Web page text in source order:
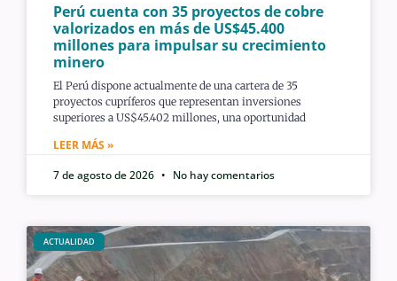
Perú cuenta con 35 proyectos de cobre
valorizados en más de US$45.400
millones para impulsar su crecimiento
minero
El Perú dispone actualmente de una cartera de 35
proyectos cupríferos que representan inversiones
superiores a US$45.402 millones, una oportunidad
LEER MÁS »
7 de agosto de 2026
No hay comentarios
ACTUALIDAD